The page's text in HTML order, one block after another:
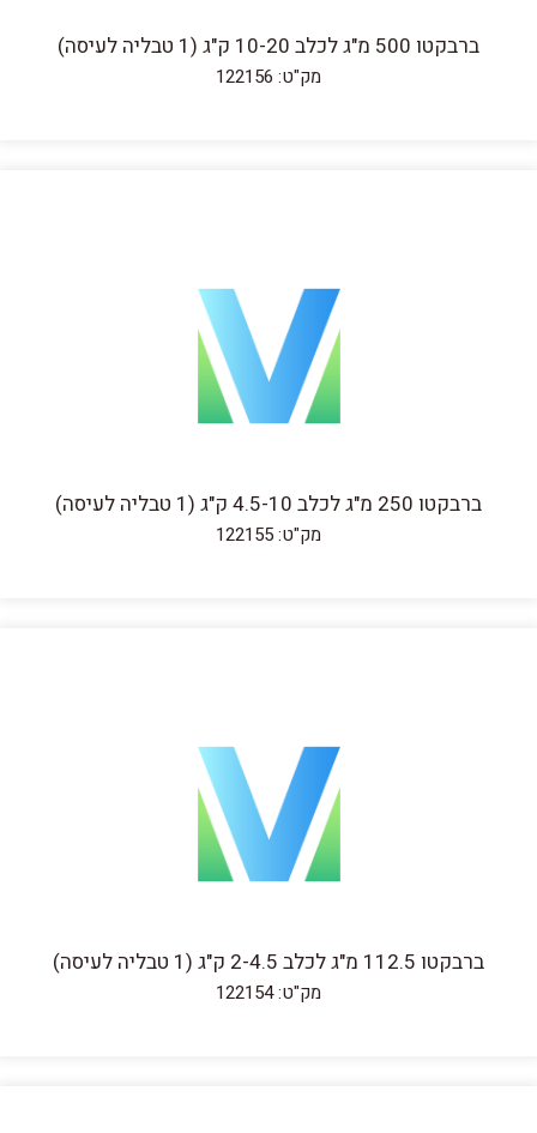
ברבקטו 500 מ"ג לכלב 10-20 ק"ג (1 טבליה לעיסה)
מק"ט: 122156
ברבקטו 250 מ"ג לכלב 4.5-10 ק"ג (1 טבליה לעיסה)
מק"ט: 122155
ברבקטו 112.5 מ"ג לכלב 2-4.5 ק"ג (1 טבליה לעיסה)
מק"ט: 122154